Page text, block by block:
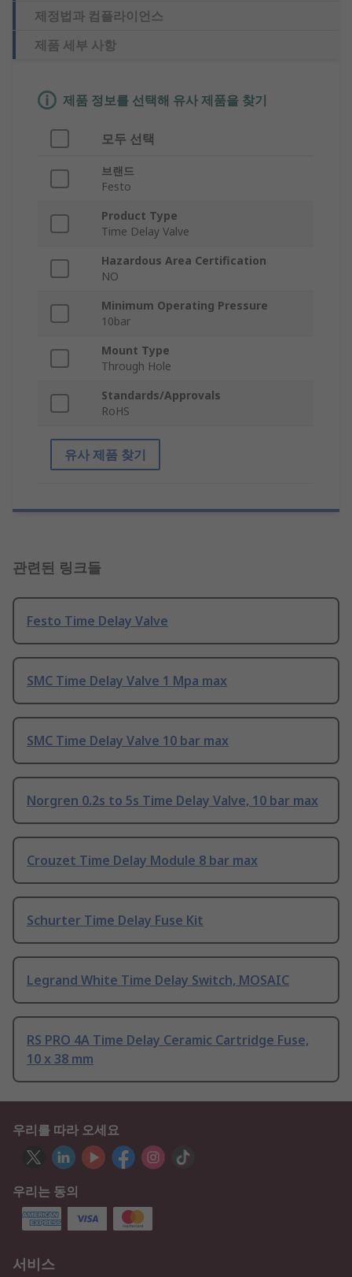
제정법과 컴플라이언스
제품 세부 사항
제품 정보를 선택해 유사 제품을 찾기
모두 선택
브랜드
Festo
Product Type
Time Delay Valve
Hazardous Area Certification
NO
Minimum Operating Pressure
10bar
Mount Type
Through Hole
Standards/Approvals
RoHS
유사 제품 찾기
관련된 링크들
Festo Time Delay Valve
SMC Time Delay Valve 1 Mpa max
SMC Time Delay Valve 10 bar max
Norgren 0.2s to 5s Time Delay Valve, 10 bar max
Crouzet Time Delay Module 8 bar max
Schurter Time Delay Fuse Kit
Legrand White Time Delay Switch, MOSAIC
RS PRO 4A Time Delay Ceramic Cartridge Fuse,
10 x 38 mm
우리를 따라 오세요
우리는 동의
서비스